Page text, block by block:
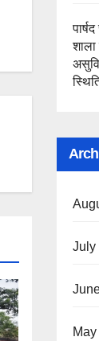
शाला
July